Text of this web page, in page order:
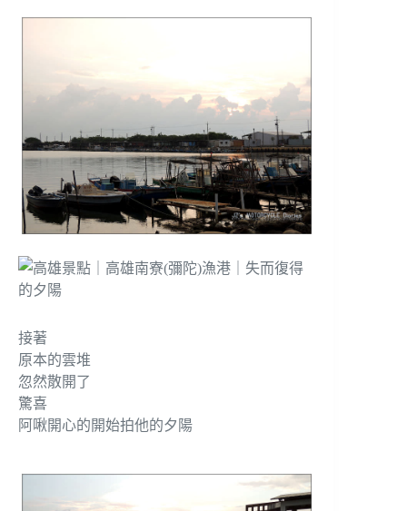
接著
原本的雲堆
忽然散開了
驚喜
阿啾開心的開始拍他的夕陽